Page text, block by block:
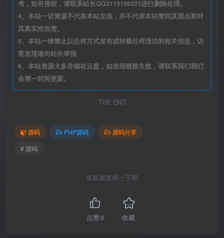
考，如有侵权，请联系站长QQ3115198323进行删除处理。
4、本站一切资源不代表本站立场，并不代表本站赞同其观点和对
其真实性负责。
5、本站一律禁止以任何方式发布或转载任何违法的相关信息，访
客发现请向站长举报
6、本站资源大多存储在云盘，如发现链接失效，请联系我们我们
会第一时间更新。
THE END
源码 PHP源码
源码分享
# 源码
喜欢就支持一下吧
点赞0 收藏